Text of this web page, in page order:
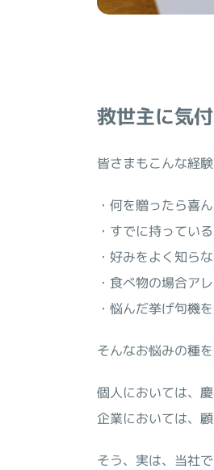
救世主に気
皆さまもこんな経
・何を贈ったら喜
・すでに持ってい
・好みをよく知ら
・食べ物の場合ア
・悩んだ挙げ句機
そんなお悩みの種
個人においては、
企業においては、
そう、実は、当社